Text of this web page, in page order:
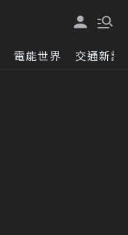
電能世界 交通新訊